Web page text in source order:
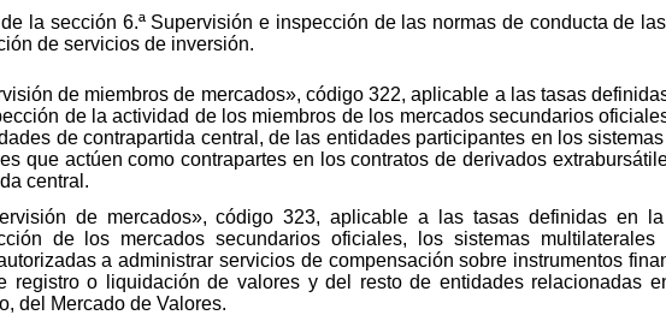
la sección 6.ª Supervisión e inspección de las normas de conducta de
de servicios de inversión.
de miembros de mercados», código 322, aplicable a las tasas
de la actividad de los miembros de los mercados secundarios
de contrapartida central, de las entidades participantes en los
que actúen como contrapartes en los contratos de derivados
central.
de mercados», código 323, aplicable a las tasas definidas en
de los mercados secundarios oficiales, los sistemas
a administrar servicios de compensación sobre instrumentos
registro o liquidación de valores y del resto de entidades relacionadas
del Mercado de Valores.